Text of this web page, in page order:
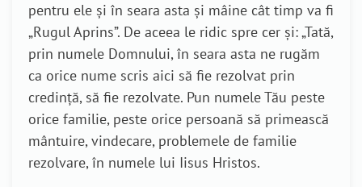
pentru ele și în seara asta și mâine cât timp va fi
„Rugul Aprins”. De aceea le ridic spre cer și: „Tată,
prin numele Domnului, în seara asta ne rugăm
ca orice nume scris aici să fie rezolvat prin
credință, să fie rezolvate. Pun numele Tău peste
orice familie, peste orice persoană să primească
mântuire, vindecare, problemele de familie
rezolvare, în numele lui Iisus Hristos.